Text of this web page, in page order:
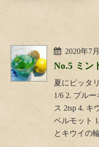
2020年7
No.5 ミン
夏にピッタ
1/6 2. ブル
ス 2tsp 4. キ
ベルモット
とキウイの